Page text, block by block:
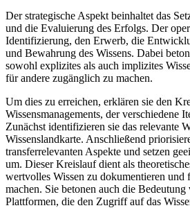
Der strategische Aspekt beinhaltet das
und die Evaluierung des Erfolgs. Der
Identifizierung, den Erwerb, die
und Bewahrung des Wissens. Dabei
sowohl explizites als auch implizites
für andere zugänglich zu machen.
Um dies zu erreichen, erklären sie den
Wissensmanagements, der verschiedene
Zunächst identifizieren sie das relevante
Wissenslandkarte. Anschließend
transferrelevanten Aspekte und setzen
um. Dieser Kreislauf dient als
wertvolles Wissen zu dokumentieren und
machen. Sie betonen auch die
Plattformen, die den Zugriff auf das